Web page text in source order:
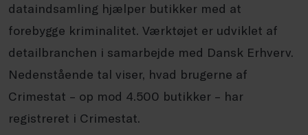
dataindsamling hjælper butikker med at
forebygge kriminalitet. Værktøjet er udviklet af
detailbranchen i samarbejde med Dansk Erhverv.
Nedenstående tal viser, hvad brugerne af
Crimestat – op mod 4.500 butikker – har
registreret i Crimestat.